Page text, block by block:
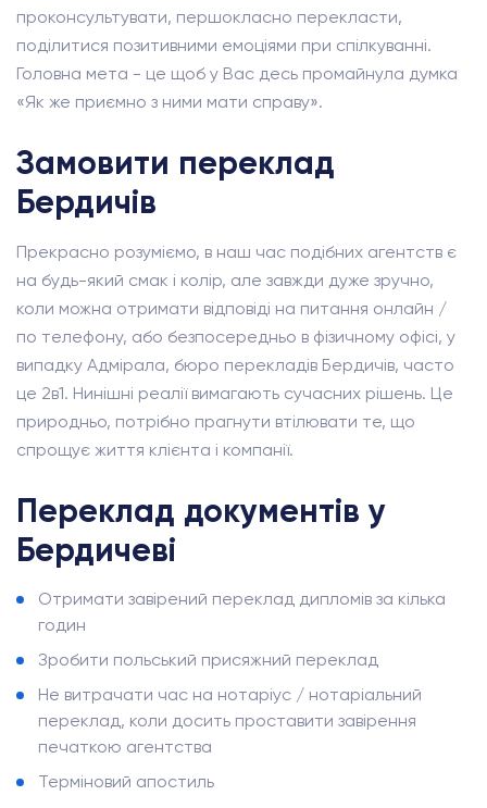
проконсультувати, першокласно перекласти,
поділитися позитивними емоціями при спілкуванні.
Головна мета - це щоб у Вас десь промайнула думка
«Як же приємно з ними мати справу».
Замовити переклад
Бердичів
Прекрасно розуміємо, в наш час подібних агентств є
на будь-який смак і колір, але завжди дуже зручно,
коли можна отримати відповіді на питання онлайн /
по телефону, або безпосередньо в фізичному офісі, у
випадку Адмірала, бюро перекладів Бердичів, часто
це 2в1. Нинішні реалії вимагають сучасних рішень. Це
природньо, потрібно прагнути втілювати те, що
спрощує життя клієнта і компанії.
Переклад документів у
Бердичеві
Отримати завірений переклад дипломів за кілька
годин
Зробити польський присяжний переклад
Не витрачати час на нотаріус / нотаріальний
переклад, коли досить проставити завірення
печаткою агентства
Терміновий апостиль